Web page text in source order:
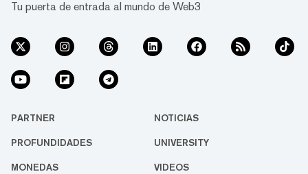
Tu puerta de entrada al mundo de Web3
PARTNER NOTICIAS
PROFUNDIDADES UNIVERSITY
MONEDAS VIDEOS